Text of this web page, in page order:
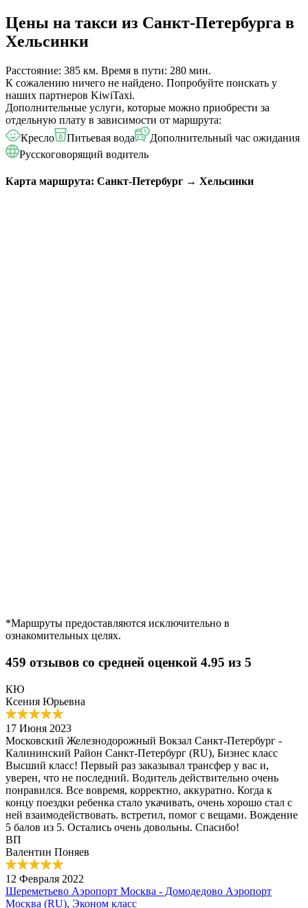
Цены на такси из Санкт-Петербурга в
Хельсинки
Расстояние: 385 км. Время в пути: 280 мин.
К сожалению ничего не найдено. Попробуйте поискать у
наших партнеров KiwiTaxi.
Дополнительные услуги, которые можно приобрести за
отдельную плату в зависимости от маршрута:
Кресло
Питьевая вода
Дополнительный час ожидания
Русскоговорящий водитель
Карта маршрута: Санкт-Петербург → Хельсинки
*Маршруты предоставляются исключительно в
ознакомительных целях.
459 отзывов со средней оценкой 4.95 из 5
КЮ
Ксения Юрьевна
17 Июня 2023
Московский Железнодорожный Вокзал Санкт-Петербург -
Калининский Район Санкт-Петербург (RU), Бизнес класс
Высший класс! Первый раз заказывал трансфер у вас и,
уверен, что не последний. Водитель действительно очень
понравился. Все вовремя, корректно, аккуратно. Когда к
концу поездки ребенка стало укачивать, очень хорошо стал с
ней взаимодействовать. встретил, помог с вещами. Вождение
5 балов из 5. Остались очень довольны. Спасибо!
ВП
Валентин Поняев
12 Февраля 2022
Шереметьево Аэропорт Москва - Домодедово Аэропорт
Москва (RU), Эконом класс